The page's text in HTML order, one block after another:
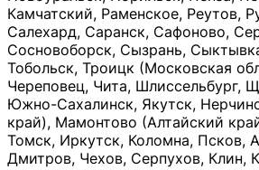
Камчатский, Раменское, Реутов,
Салехард, Саранск, Сафоново,
Сосновоборск, Сызрань,
Тобольск, Троицк (Московская
Череповец, Чита, Шлиссельбург,
Южно-Сахалинск, Якутск,
край), Мамонтово (Алтайский
Томск, Иркутск, Коломна, Псков,
Дмитров, Чехов, Серпухов, Клин,